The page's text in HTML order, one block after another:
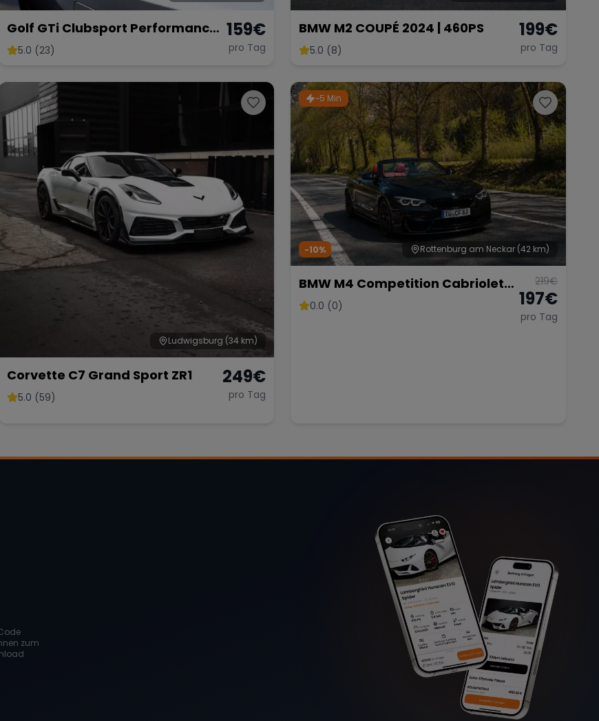
Golf GTi Clubsport Performance
Paket
5.0 (23)
159€
pro Tag
BMW M2 COUPÉ 2024 | 460PS
5.0 (8)
199€
pro Tag
Ludwigsburg (34 km)
Corvette C7 Grand Sport ZR1
5.0 (59)
249€
pro Tag
~5 Min
Rottenburg am Neckar (42 km)
-10%
BMW M4 Competition Cabriolet
Vor Opf!!!
0.0 (0)
219€
197€
pro Tag
zum